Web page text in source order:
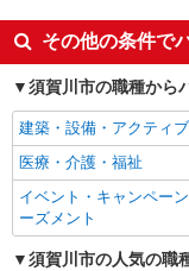
未経験歓迎
交通費支給
その他の条件で
須賀川市の職種から
建築・設備・アクティ
医療・介護・福祉
イベント・キャンペー
ーズメント
須賀川市の人気の職